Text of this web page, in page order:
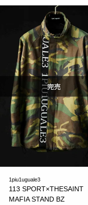
1piu1uguale3
113 SPORT×THESAINT
MAFIA STAND BZ